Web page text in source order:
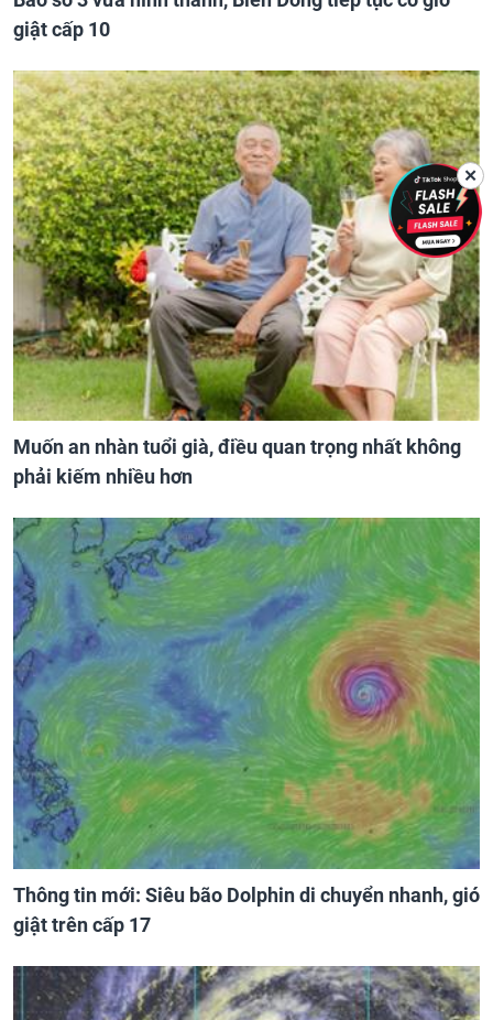
giật cấp 10
Muốn an nhàn tuổi già, điều quan trọng nhất không
phải kiếm nhiều hơn
Thông tin mới: Siêu bão Dolphin di chuyển nhanh, gió
giật trên cấp 17
✕